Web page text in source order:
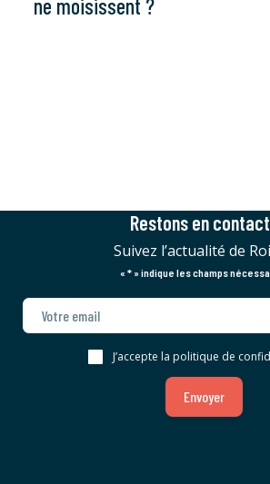
ne moisissent ?
Restons en
Suivez l’actualité de
« *» indique les champs
J’accepte la politique de
Envoyer